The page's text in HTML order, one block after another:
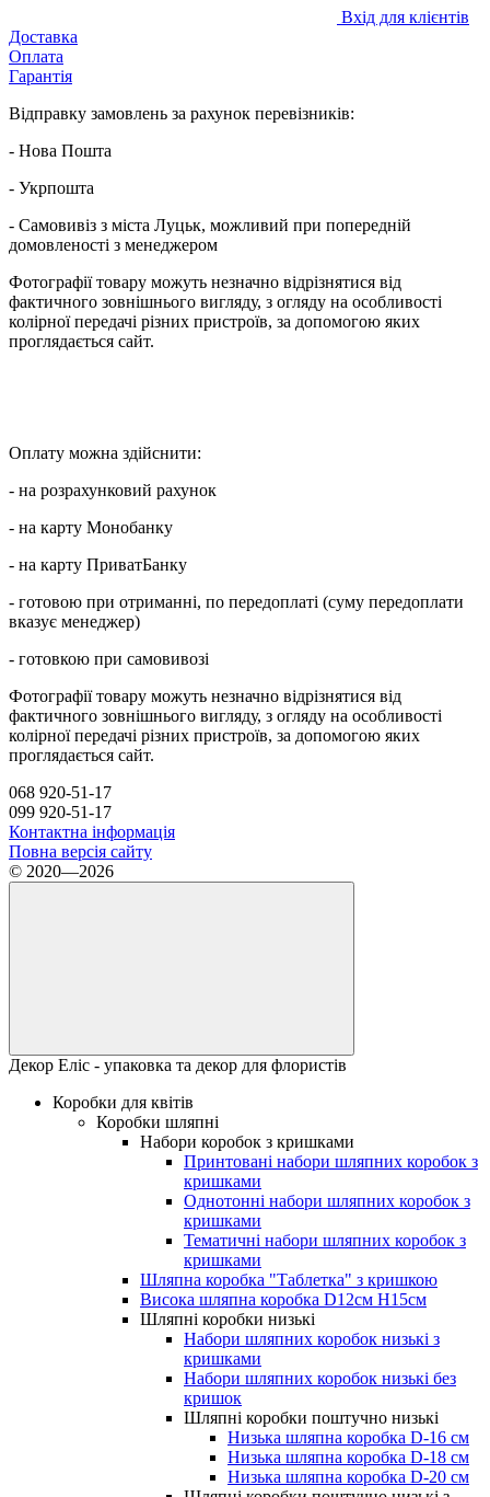
Вхід для клієнтів
Доставка
Оплата
Гарантія
Відправку замовлень за рахунок перевізників:
- Нова Пошта
- Укрпошта
- Самовивіз з міста Луцьк, можливий при попередній
домовленості з менеджером
Фотографії товару можуть незначно відрізнятися від
фактичного зовнішнього вигляду, з огляду на особливості
колірної передачі різних пристроїв, за допомогою яких
проглядається сайт.
Оплату можна здійснити:
- на розрахунковий рахунок
- на карту Монобанку
- на карту ПриватБанку
- готовою при отриманні, по передоплаті (суму передоплати
вказує менеджер)
- готовкою при самовивозі
Фотографії товару можуть незначно відрізнятися від
фактичного зовнішнього вигляду, з огляду на особливості
колірної передачі різних пристроїв, за допомогою яких
проглядається сайт.
068 920-51-17
099 920-51-17
Контактна інформація
Повна версія сайту
© 2020—2026
Декор Еліс - упаковка та декор для флористів
Коробки для квітів
Коробки шляпні
Набори коробок з кришками
Принтовані набори шляпних коробок з
кришками
Однотонні набори шляпних коробок з
кришками
Тематичні набори шляпних коробок з
кришками
Шляпна коробка "Таблетка" з кришкою
Висока шляпна коробка D12см H15см
Шляпні коробки низькі
Набори шляпних коробок низькі з
кришками
Набори шляпних коробок низькі без
кришок
Шляпні коробки поштучно низькі
Низька шляпна коробка D-16 см
Низька шляпна коробка D-18 см
Низька шляпна коробка D-20 см